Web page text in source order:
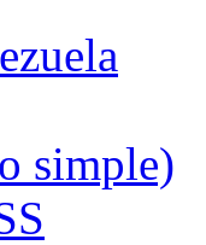
simple)